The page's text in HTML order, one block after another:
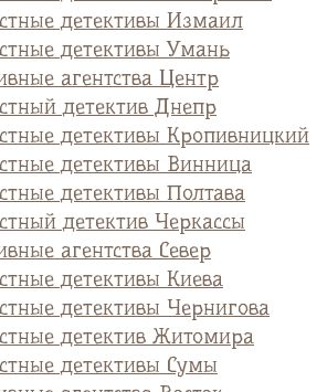
детективы Измаил
детективы Умань
агентства Центр
детектив Днепр
детективы Кропивницкий
детективы Винница
детективы Полтава
детектив Черкассы
агентства Север
детективы Киева
детективы Чернигова
детектив Житомира
детективы Сумы